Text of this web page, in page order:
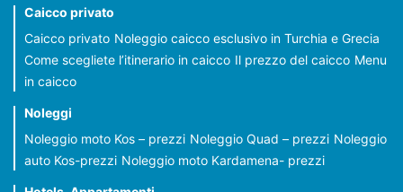
Caicco privato
Caicco privato Noleggio caicco esclusivo in Turchia e Grecia
Come scegliete l’itinerario in caicco Il prezzo del caicco Menu
in caicco
Noleggi
Noleggio moto Kos – prezzi Noleggio Quad – prezzi Noleggio
auto Kos-prezzi Noleggio moto Kardamena- prezzi